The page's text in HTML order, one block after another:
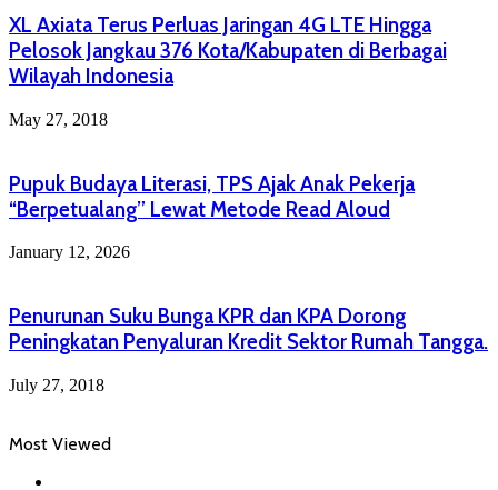
XL Axiata Terus Perluas Jaringan 4G LTE Hingga
Pelosok Jangkau 376 Kota/Kabupaten di Berbagai
Wilayah Indonesia
May 27, 2018
Pupuk Budaya Literasi, TPS Ajak Anak Pekerja
“Berpetualang” Lewat Metode Read Aloud
January 12, 2026
Penurunan Suku Bunga KPR dan KPA Dorong
Peningkatan Penyaluran Kredit Sektor Rumah Tangga.
July 27, 2018
Most Viewed